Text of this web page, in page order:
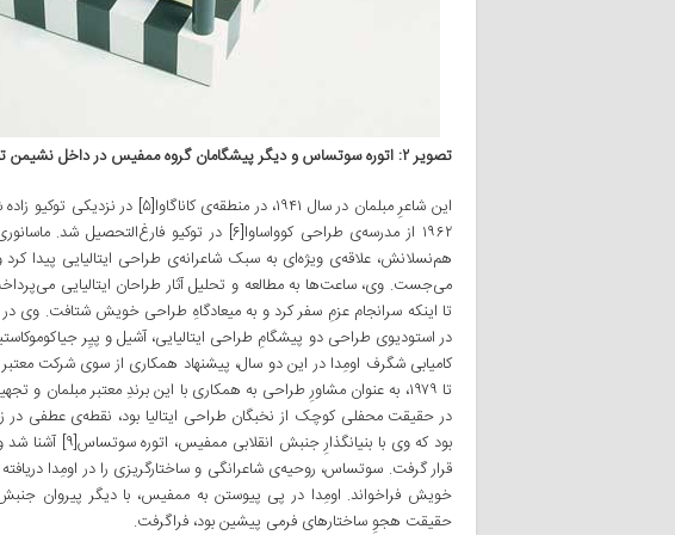
تصویر ۲: اتوره سوتساس و دیگر پیشگامان گروه ممفیس در داخل نشیمن تاوارایا، نمایشگاه بین‌المللی ممفیس، میلان، ۱۹۸۱
این شاعرِ مبلمان در سال ۱۹۴۱، در
۱۹۶۲ از مدرسه‌ی طراحی کوواساوا[۶] در توکیو
هم‌نسلانش، علاقه‌ی ویژه‌ای به سبک شاعرانه‌ی طراحی ایتالیایی پیدا
می‌جست. وی، ساعت‌ها به مطالعه و تحلیل آثار طراحان ایتالیایی
تا ۱۹۷۹، به عنوان مشاورِ طراحی به همکاری با این برندِ معتبر مبلمان و
در حقیقت محفلی کوچک از نخبگان طراحی ایتالیا بود، نقطه‌ی عطفی در
بود که وی با
قرار گرفت. سوتساس، روحیه‌ی شاعرانگی و ساختارگریزی را در اومِدا
خویش فراخواند. اومِدا در پی پیوستن به ممفیس، با دیگر پیروان
حقیقت هجوِ ساختارهای فرمی پیشین بود، فراگرفت.